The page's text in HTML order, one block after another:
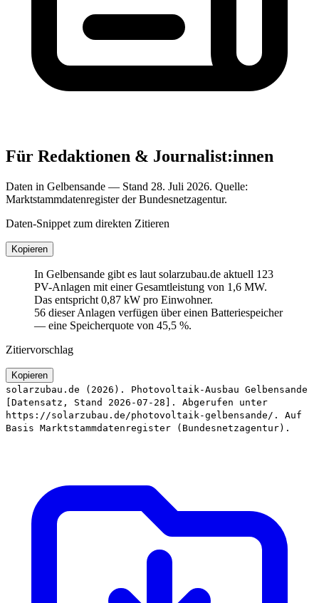
Für Redaktionen & Journalist:innen
Daten in Gelbensande — Stand 28. Juli 2026. Quelle:
Marktstammdatenregister der Bundesnetzagentur.
Daten-Snippet zum direkten Zitieren
Kopieren
In Gelbensande gibt es laut solarzubau.de aktuell 123
PV-Anlagen mit einer Gesamtleistung von 1,6 MW.
Das entspricht 0,87 kW pro Einwohner.
56 dieser Anlagen verfügen über einen Batteriespeicher
— eine Speicherquote von 45,5 %.
Zitiervorschlag
Kopieren
solarzubau.de (2026). Photovoltaik-Ausbau Gelbensande
[Datensatz, Stand 2026-07-28]. Abgerufen unter
https://solarzubau.de/photovoltaik-gelbensande/. Auf
Basis Marktstammdatenregister (Bundesnetzagentur).